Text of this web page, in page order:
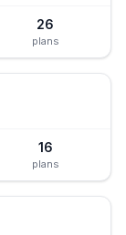
26
plans
16
plans